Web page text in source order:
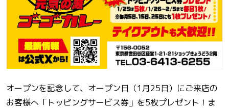
オープンを記念して、オープン日（1月25日）にご来店の
お客様へ「トッピングサービス券」を5枚プレゼント！ま